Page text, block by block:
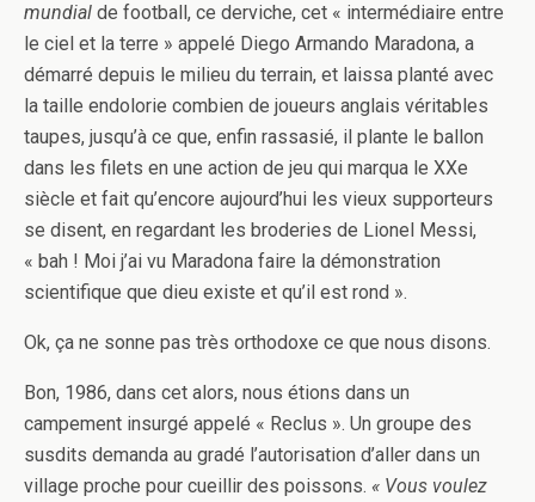
mundial de football, ce derviche, cet « intermédiaire entre
le ciel et la terre » appelé Diego Armando Maradona, a
démarré depuis le milieu du terrain, et laissa planté avec
la taille endolorie combien de joueurs anglais véritables
taupes, jusqu’à ce que, enfin rassasié, il plante le ballon
dans les filets en une action de jeu qui marqua le XXe
siècle et fait qu’encore aujourd’hui les vieux supporteurs
se disent, en regardant les broderies de Lionel Messi,
« bah ! Moi j’ai vu Maradona faire la démonstration
scientifique que dieu existe et qu’il est rond ».
Ok, ça ne sonne pas très orthodoxe ce que nous disons.
Bon, 1986, dans cet alors, nous étions dans un
campement insurgé appelé « Reclus ». Un groupe des
susdits demanda au gradé l’autorisation d’aller dans un
village proche pour cueillir des poissons. « Vous voulez